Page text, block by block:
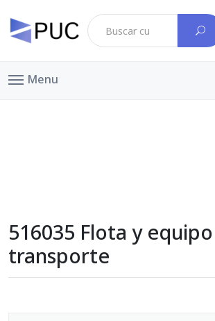
Menu
516035 Flota y
transporte